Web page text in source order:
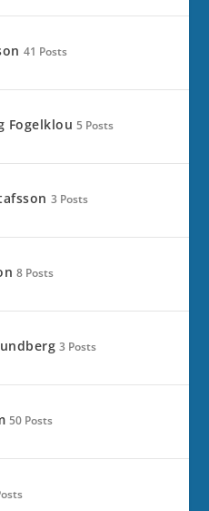
41 Posts
Fogelklou 5 Posts
3 Posts
8 Posts
3 Posts
50 Posts